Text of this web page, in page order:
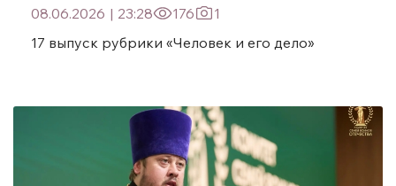
08.06.2026 | 23:28 176
1
17 выпуск рубрики «Человек и его дело»